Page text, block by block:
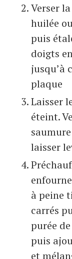
Verser
huilée
puis
doigts
jusqu’à
plaque
Laisser
éteint.
laisser
à peine
carrés
purée
puis
et